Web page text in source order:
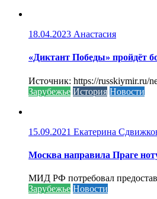
18.04.2023 Анастасия
«Диктант Победы» пройдёт
Источник: https://russkiymir.ru/
Зарубежье История Новости
15.09.2021 Екатерина
Москва направила Праге
МИД РФ потребовал
Зарубежье Новости